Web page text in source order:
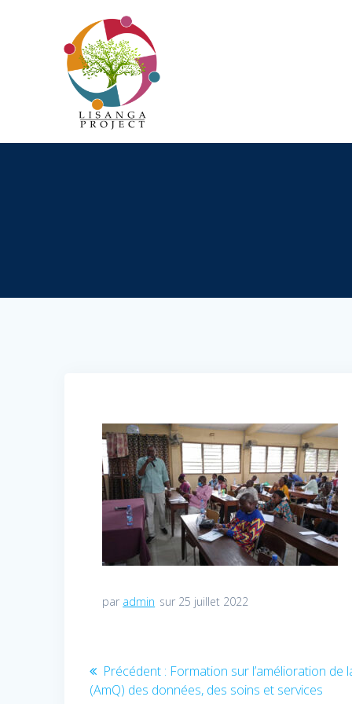
par admin sur 25 juillet 2022
Navigation
Précédent : Article
précédent
Formation sur l’amélioration de
(AmQ) des données, des soins et services